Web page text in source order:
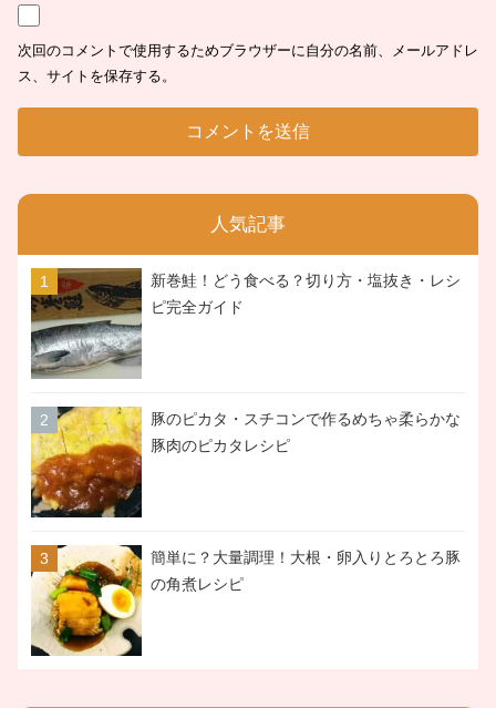
次回のコメントで使用するためブラウザーに自分の名前、メールアドレ
ス、サイトを保存する。
人気記事
新巻鮭！どう食べる？切り方・塩抜き・レシ
ピ完全ガイド
豚のピカタ・スチコンで作るめちゃ柔らかな
豚肉のピカタレシピ
簡単に？大量調理！大根・卵入りとろとろ豚
の角煮レシピ